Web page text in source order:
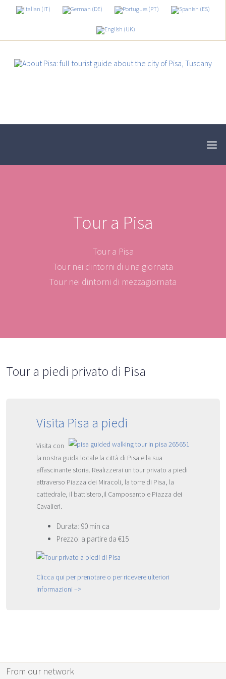
Tour a Pisa
Tour a Pisa
Tour nei dintorni di una giornata
Tour nei dintorni di mezzagiornata
Tour a piedi privato di Pisa
Visita Pisa a piedi
Visita con
la nostra guida locale la città di Pisa e la sua
affascinante storia. Realizzerai un tour privato a piedi
attraverso Piazza dei Miracoli, la torre di Pisa, la
cattedrale, il battistero,il Camposanto e Piazza dei
Cavalieri.
Durata: 90 min ca
Prezzo: a partire da €15
Clicca qui per prenotare o per ricevere ulteriori
informazioni –>
From our network